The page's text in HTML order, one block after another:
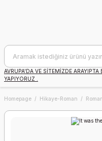
AVRUPA'DA VE SİTEMİZDE
YAPIYORUZ .
Homepage Hikaye-Roman